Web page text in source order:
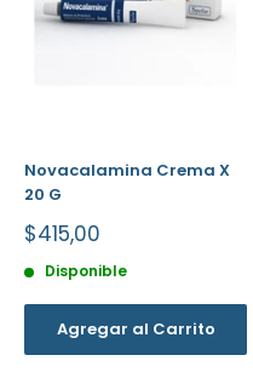
Novacalamina Crema X
20 G
Precio
venta
$415,00
Disponible
Agregar al Carrito